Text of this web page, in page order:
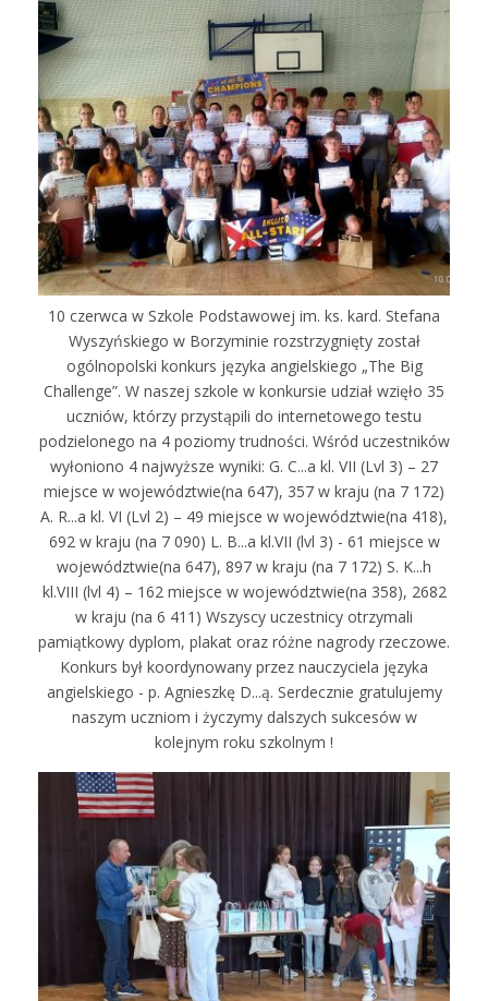
10 czerwca w Szkole Podstawowej im. ks. kard. Stefana
Wyszyńskiego w Borzyminie rozstrzygnięty został
ogólnopolski konkurs języka angielskiego „The Big
Challenge”. W naszej szkole w konkursie udział wzięło 35
uczniów, którzy przystąpili do internetowego testu
podzielonego na 4 poziomy trudności. Wśród uczestników
wyłoniono 4 najwyższe wyniki: G. C...a kl. VII (Lvl 3) – 27
miejsce w województwie(na 647), 357 w kraju (na 7 172)
A. R...a kl. VI (Lvl 2) – 49 miejsce w województwie(na 418),
692 w kraju (na 7 090) L. B...a kl.VII (lvl 3) - 61 miejsce w
województwie(na 647), 897 w kraju (na 7 172) S. K...h
kl.VIII (lvl 4) – 162 miejsce w województwie(na 358), 2682
w kraju (na 6 411) Wszyscy uczestnicy otrzymali
pamiątkowy dyplom, plakat oraz różne nagrody rzeczowe.
Konkurs był koordynowany przez nauczyciela języka
angielskiego - p. Agnieszkę D...ą. Serdecznie gratulujemy
naszym uczniom i życzymy dalszych sukcesów w
kolejnym roku szkolnym !